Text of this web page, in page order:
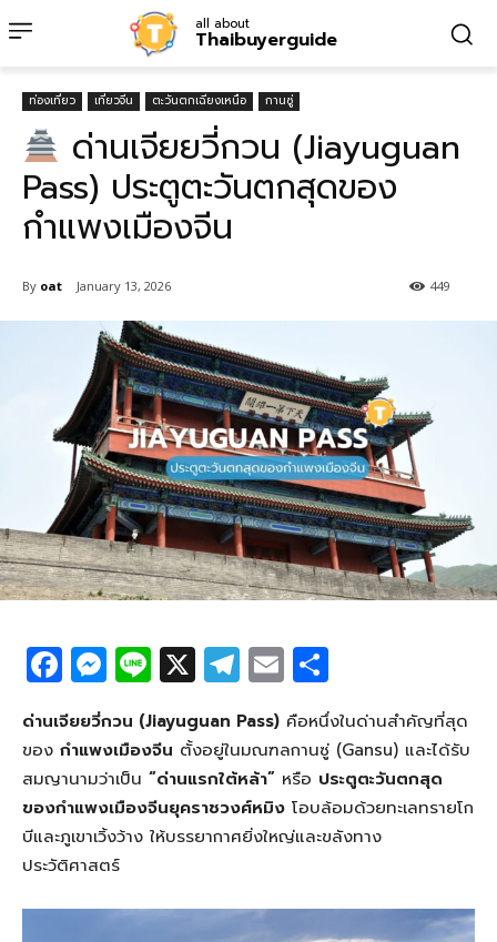
all about
Thaibuyerguide
ท่องเที่ยว เที่ยวจีน ตะวันตกเฉียงเหนือ กานซู่
ด่านเจียยวี่กวน (Jiayuguan
Pass) ประตูตะวันตกสุดของ
กำแพงเมืองจีน
By oat January 13, 2026 449
F
a
c
e
b
o
o
k
M
e
ss
e
n
g
er
Li
n
e
X T
el
e
g
ra
m
E
m
ail
h
ar
e
ด่านเจียยวี่กวน (Jiayuguan Pass) คือหนึ่งในด่านสำคัญที่สุด
ของ กำแพงเมืองจีน ตั้งอยู่ในมณฑลกานซู่ (Gansu) และได้รับ
สมญานามว่าเป็น “ด่านแรกใต้หล้า” หรือ ประตูตะวันตกสุด
ของกำแพงเมืองจีนยุคราชวงศ์หมิง โอบล้อมด้วยทะเลทรายโก
บีและภูเขาเวิ้งว้าง ให้บรรยากาศยิ่งใหญ่และขลังทาง
ประวัติศาสตร์